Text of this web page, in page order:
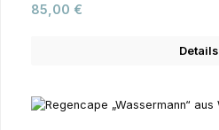
Regulärer Preis:
85,00 €
Details